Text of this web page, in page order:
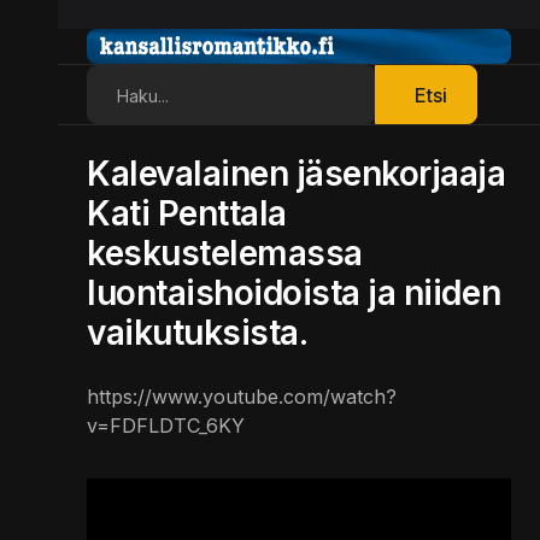
Etsi
Kalevalainen jäsenkorjaaja
Kati Penttala
keskustelemassa
luontaishoidoista ja niiden
vaikutuksista.
https://www.youtube.com/watch?
v=FDFLDTC_6KY